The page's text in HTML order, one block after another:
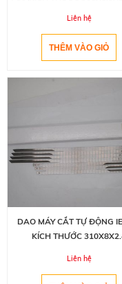
Liên hệ
DAO MÁY CẮT TỰ ĐỘNG
KÍCH THƯỚC
Liên hệ